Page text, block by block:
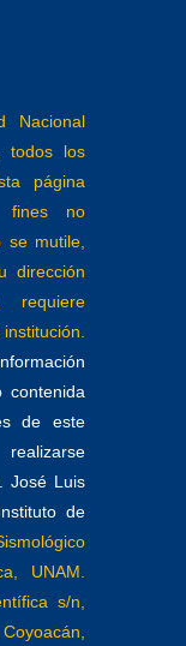
Nacional
todos los
página
fines no
se mutile,
dirección
requiere
contenida
de este
José Luis
de
UNAM.
s/n,